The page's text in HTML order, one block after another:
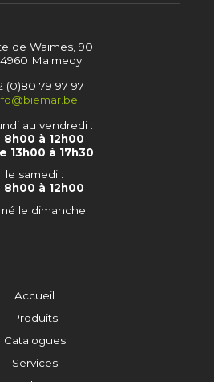
Accueil
Produits
Catalogues
Services
de Waimes, 90
Malmedy
(0)80 79 97 97
au vendredi :
8h00 à 12h00
13h00 à 17h30
le samedi :
8h00 à 12h00
le dimanche